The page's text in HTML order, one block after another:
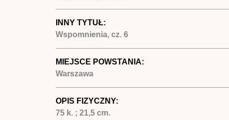
INNY TYTUŁ:
Wspomnienia, cz. 6
MIEJSCE POWSTANIA:
Warszawa
OPIS FIZYCZNY:
75 k. ; 21,5 cm.